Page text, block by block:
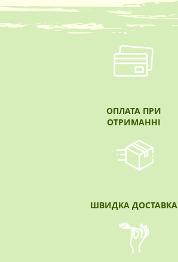
ОПЛАТА ПРИ
ОТРИМАННІ
ШВИДКА ДОСТАВКА